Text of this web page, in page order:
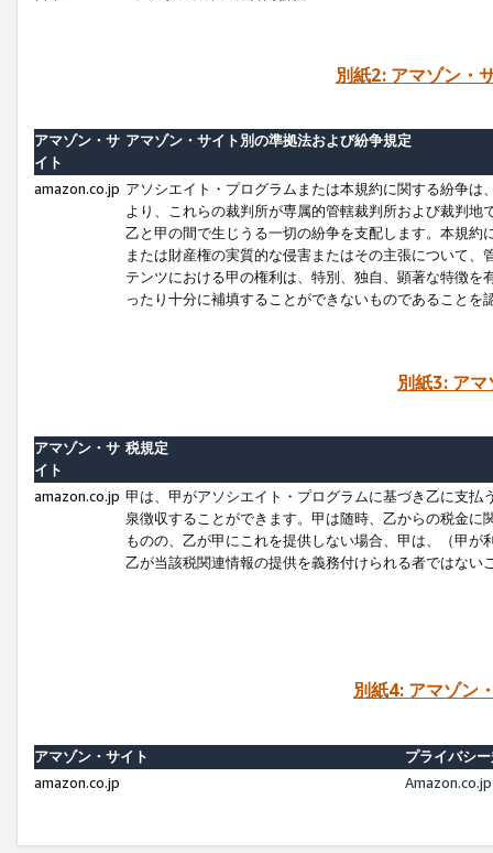
別紙2: アマゾン・
アマゾン・サ
イト
アマゾン・サイト別の準拠法および紛争規定
amazon.co.jp アソシエイト・プログラムまたは本規約に関する紛争
より、これらの裁判所が専属的管轄裁判所および裁判
乙と甲の間で生じうる一切の紛争を支配します。本規
または財産権の実質的な侵害またはその主張について
テンツにおける甲の権利は、特別、独自、顕著な特徴
ったり十分に補填することができないものであることを
別紙3: ア
アマゾン・サ
イト
税規定
amazon.co.jp 甲は、甲がアソシエイト・プログラムに基づき乙に支
泉徴収することができます。甲は随時、乙からの税金
ものの、乙が甲にこれを提供しない場合、甲は、（甲
乙が当該税関連情報の提供を義務付けられる者ではな
別紙4: アマゾン
アマゾン・サイト
プライバシ
amazon.co.jp